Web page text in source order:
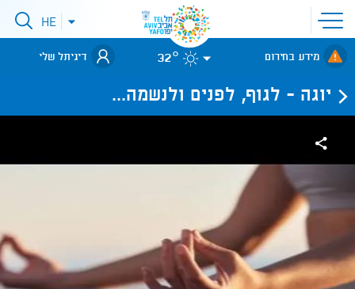
פתיחת
תפריט
אתר
לאתר עיריית
תל-אביב
פתיחתHE
מידע בחירום 32° דיגיתל שלי
יוגה - לגוף, לפנים ולנשמה...